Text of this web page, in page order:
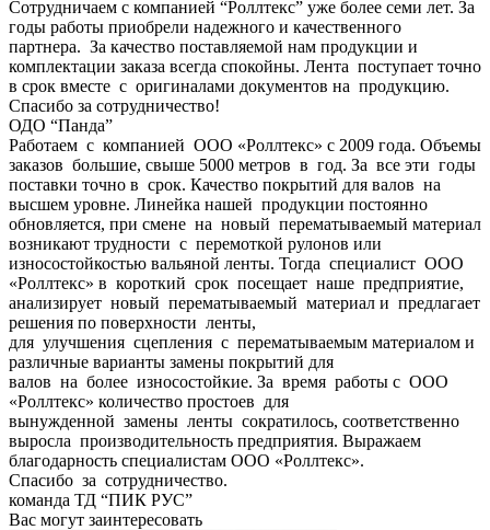
Сотрудничаем с компанией “Роллтекс” уже более семи лет. За
годы работы приобрели надежного и качественного
партнера. За качество поставляемой нам продукции и
комплектации заказа всегда спокойны. Лента поступает точно
в срок вместе с оригиналами документов на продукцию.
Спасибо за сотрудничество!
ОДО “Панда”
Работаем с компанией ООО «Роллтекс» с 2009 года. Объемы
заказов большие, свыше 5000 метров в год. За все эти годы
поставки точно в срок. Качество покрытий для валов на
высшем уровне. Линейка нашей продукции постоянно
обновляется, при смене на новый перематываемый материал
возникают трудности с перемоткой рулонов или
износостойкостью вальяной ленты. Тогда специалист ООО
«Роллтекс» в короткий срок посещает наше предприятие,
анализирует новый перематываемый материал и предлагает
решения по поверхности ленты,
для улучшения сцепления с перематываемым материалом и
различные варианты замены покрытий для
валов на более износостойкие. За время работы с ООО
«Роллтекс» количество простоев для
вынужденной замены ленты сократилось, соответственно
выросла производительность предприятия. Выражаем
благодарность специалистам ООО «Роллтекс».
Спасибо за сотрудничество.
команда ТД “ПИК РУС”
Вас могут заинтересовать